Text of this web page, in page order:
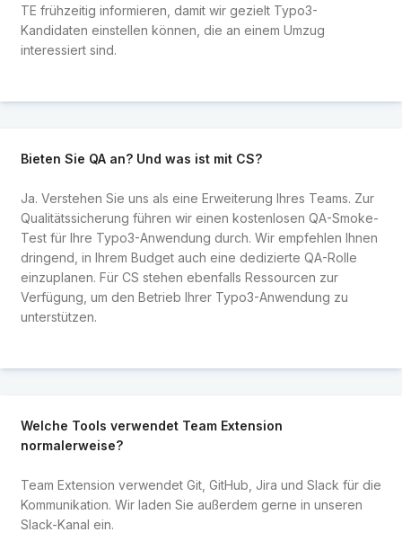
TE frühzeitig informieren, damit wir gezielt Typo3-
Kandidaten einstellen können, die an einem Umzug
interessiert sind.
Bieten Sie QA an? Und was ist mit CS?
Ja. Verstehen Sie uns als eine Erweiterung Ihres Teams. Zur
Qualitätssicherung führen wir einen kostenlosen QA-Smoke-
Test für Ihre Typo3-Anwendung durch. Wir empfehlen Ihnen
dringend, in Ihrem Budget auch eine dedizierte QA-Rolle
einzuplanen. Für CS stehen ebenfalls Ressourcen zur
Verfügung, um den Betrieb Ihrer Typo3-Anwendung zu
unterstützen.
Welche Tools verwendet Team Extension
normalerweise?
Team Extension verwendet Git, GitHub, Jira und Slack für die
Kommunikation. Wir laden Sie außerdem gerne in unseren
Slack-Kanal ein.